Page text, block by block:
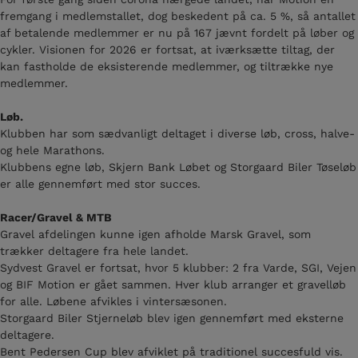
fremgang i medlemstallet, dog beskedent på ca. 5 %, så antallet
af betalende medlemmer er nu på 167 jævnt fordelt på løber og
cykler. Visionen for 2026 er fortsat, at iværksætte tiltag, der
kan fastholde de eksisterende medlemmer, og tiltrække nye
medlemmer.
Løb.
Klubben har som sædvanligt deltaget i diverse løb, cross, halve-
og hele Marathons.
Klubbens egne løb, Skjern Bank Løbet og Storgaard Biler Tøseløb
er alle gennemført med stor succes.
Racer/Gravel & MTB
Gravel afdelingen kunne igen afholde Marsk Gravel, som
trækker deltagere fra hele landet.
Sydvest Gravel er fortsat, hvor 5 klubber: 2 fra Varde, SGI, Vejen
og BIF Motion er gået sammen. Hver klub arranger et gravelløb
for alle. Løbene afvikles i vintersæsonen.
Storgaard Biler Stjerneløb blev igen gennemført med eksterne
deltagere.
Bent Pedersen Cup blev afviklet på traditionel succesfuld vis.